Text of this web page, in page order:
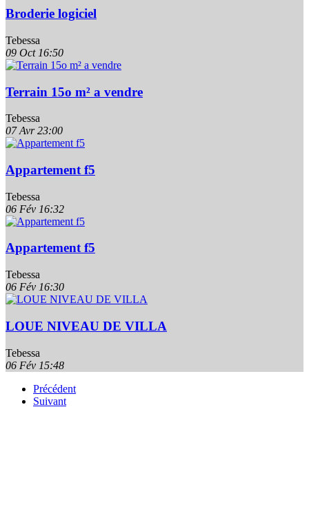
Broderie logiciel
Tebessa
09 Oct 16:50
Terrain 15o m² a vendre
Tebessa
07 Avr23:00
Appartement f5
Tebessa
06 Fév 16:32
Appartement f5
Tebessa
06 Fév 16:30
LOUE NIVEAU DE VILLA
Tebessa
06 Fév 15:48
Précédent
Suivant